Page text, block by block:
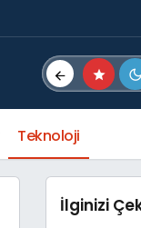
Teknoloji
İlginizi